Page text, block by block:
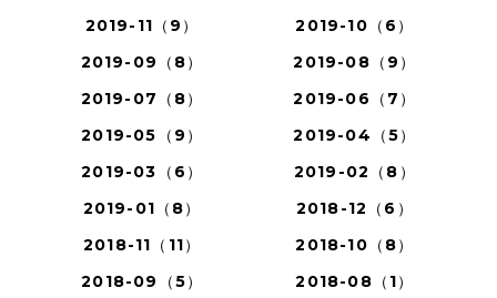
2019-11（9）
2019-10（6）
2019-09（8）
2019-08（9）
2019-07（8）
2019-06（7）
2019-05（9）
2019-04（5）
2019-03（6）
2019-02（8）
2019-01（8）
2018-12（6）
2018-11（11）
2018-10（8）
2018-09（5）
2018-08（1）